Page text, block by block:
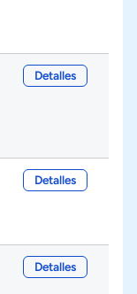
Detalles
Detalles
Detalles